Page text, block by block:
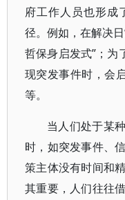
府工作人员也形成
径。例如，在解决
哲保身启发式”；为
现突发事件时，会
等。
当人们处于某
时，如突发事件、
策主体没有时间和
其重要，人们往往